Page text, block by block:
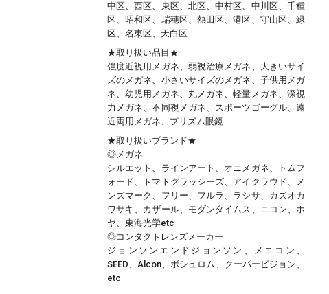
中区、西区、東区、北区、中村区、中川区、千種
区、昭和区、瑞穂区、熱田区、港区、守山区、緑
区、名東区、天白区
★取り扱い品目★
強度近視用メガネ、弱視治療メガネ、大きいサイ
ズのメガネ、小さいサイズのメガネ、子供用メガ
ネ、幼児用メガネ、丸メガネ、軽量メガネ、深視
力メガネ、不同視メガネ、スポーツゴーグル、遠
近両用メガネ、プリズム眼鏡
★取り扱いブランド★
◎メガネ
シルエット、ラインアート、オニメガネ、トムフ
ォード、トマトグラッシーズ、アイクラウド、メ
ンズマーク、フリー、フルラ、ラシサ、カズオカ
ワサキ、カザール、モダンタイムス、ニコン、ホ
ヤ、東海光学etc
◎コンタクトレンズメーカー
ジョンソンエンドジョンソン、メニコン、
SEED、Alcon、ボシュロム、クーパービジョン、
etc